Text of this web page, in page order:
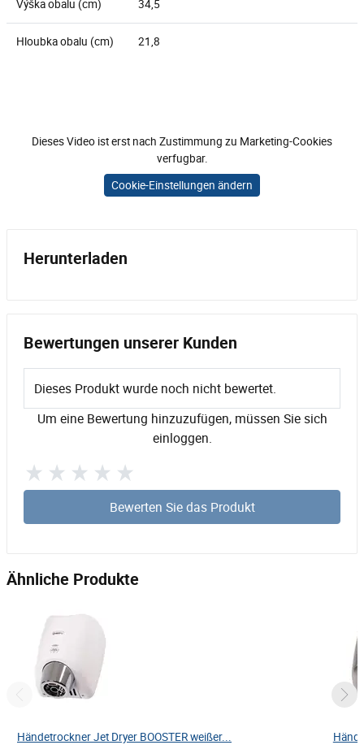
Výška obalu (cm) 34,5
Hloubka obalu (cm) 21,8
Dieses Video ist erst nach Zustimmung zu Marketing-Cookies
verfugbar.
Cookie-Einstellungen ändern
Herunterladen
Bewertungen unserer Kunden
Dieses Produkt wurde noch nicht bewertet.
Um eine Bewertung hinzuzufügen, müssen Sie sich
einloggen.
Bewerten Sie das Produkt
Ähnliche Produkte
Händetrockner Jet Dryer BOOSTER weißer...